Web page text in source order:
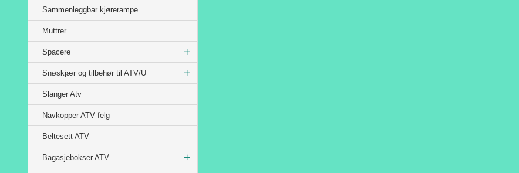
Sammenleggbar kjørerampe
Muttrer
Spacere
Snøskjær og tilbehør til ATV/U
Slanger Atv
Navkopper ATV felg
Beltesett ATV
Bagasjebokser ATV